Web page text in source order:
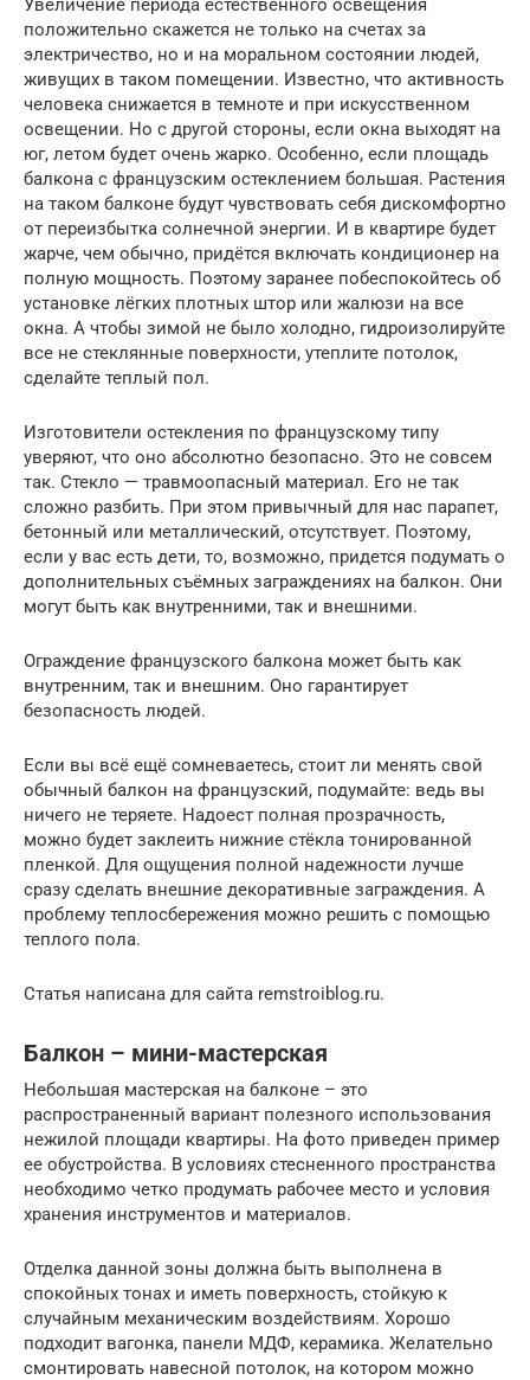
Увеличение периода естественного освещения
положительно скажется не только на счетах за
электричество, но и на моральном состоянии людей,
живущих в таком помещении. Известно, что активность
человека снижается в темноте и при искусственном
освещении. Но с другой стороны, если окна выходят на
юг, летом будет очень жарко. Особенно, если площадь
балкона с французским остеклением большая. Растения
на таком балконе будут чувствовать себя дискомфортно
от переизбытка солнечной энергии. И в квартире будет
жарче, чем обычно, придётся включать кондиционер на
полную мощность. Поэтому заранее побеспокойтесь об
установке лёгких плотных штор или жалюзи на все
окна. А чтобы зимой не было холодно, гидроизолируйте
все не стеклянные поверхности, утеплите потолок,
сделайте теплый пол.
Изготовители остекления по французскому типу
уверяют, что оно абсолютно безопасно. Это не совсем
так. Стекло — травмоопасный материал. Его не так
сложно разбить. При этом привычный для нас парапет,
бетонный или металлический, отсутствует. Поэтому,
если у вас есть дети, то, возможно, придется подумать о
дополнительных съёмных заграждениях на балкон. Они
могут быть как внутренними, так и внешними.
Ограждение французского балкона может быть как
внутренним, так и внешним. Оно гарантирует
безопасность людей.
Если вы всё ещё сомневаетесь, стоит ли менять свой
обычный балкон на французский, подумайте: ведь вы
ничего не теряете. Надоест полная прозрачность,
можно будет заклеить нижние стёкла тонированной
пленкой. Для ощущения полной надежности лучше
сразу сделать внешние декоративные заграждения. А
проблему теплосбережения можно решить с помощью
теплого пола.
Статья написана для сайта remstroiblog.ru.
Балкон – мини-мастерская
Небольшая мастерская на балконе – это
распространенный вариант полезного использования
нежилой площади квартиры. На фото приведен пример
ее обустройства. В условиях стесненного пространства
необходимо четко продумать рабочее место и условия
хранения инструментов и материалов.
Отделка данной зоны должна быть выполнена в
спокойных тонах и иметь поверхность, стойкую к
случайным механическим воздействиям. Хорошо
подходит вагонка, панели МДФ, керамика. Желательно
смонтировать навесной потолок, на котором можно